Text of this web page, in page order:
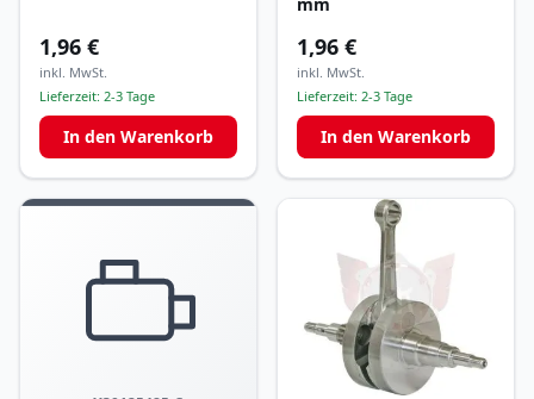
1,96 €
inkl. MwSt.
Lieferzeit: 2-3 Tage
In den Warenkorb
1,96 €
inkl. MwSt.
Lieferzeit: 2-3 Tage
In den Warenkorb